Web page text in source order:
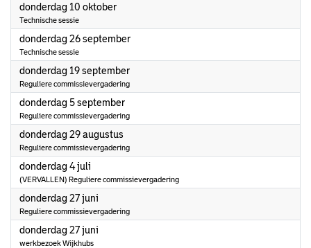
donderdag 10 oktober2024
Technische sessie
donderdag 26 september2024
Technische sessie
donderdag 19 september2024
Reguliere commissievergadering
donderdag 5 september2024
Reguliere commissievergadering
donderdag 29 augustus
Reguliere commissievergadering
donderdag 4 juli
(VERVALLEN) Reguliere commissievergadering
donderdag 27 juni
Reguliere commissievergadering
donderdag 27 juni
werkbezoek Wijkhubs